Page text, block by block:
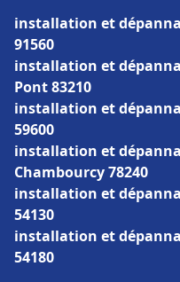
installation et
91560
installation et
Pont 83210
installation et
59600
installation et
Chambourcy 78240
installation et
54130
installation et
54180